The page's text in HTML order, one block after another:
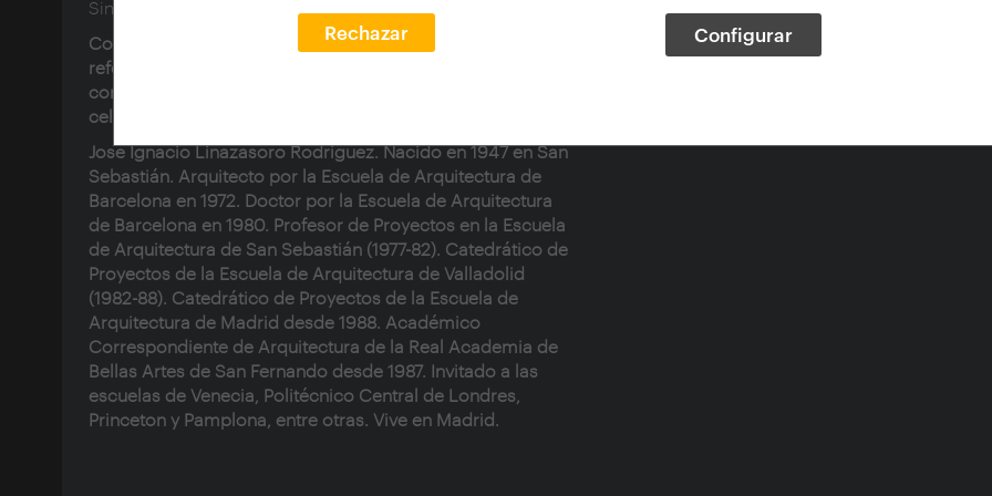
Rechazar Configurar
Sinopsis:
Conferencia del arquitecto J. Ignacio Linazaroso, en
referencia a proyectos de producción propia y su relación
con el patrimonio arquitectónico y la ciudad antigua,
celebrada el 25 de mayo de 2006.
Jose Ignacio Linazasoro Rodríguez.Nacido en 1947 en San
Sebastián. Arquitecto por la Escuela de Arquitectura de
Barcelona en 1972. Doctor por la Escuela de Arquitectura
de Barcelona en 1980. Profesor de Proyectos en la Escuela
de Arquitectura de San Sebastián (1977-82). Catedrático de
Proyectos de la Escuela de Arquitectura de Valladolid
(1982-88). Catedrático de Proyectos de la Escuela de
Arquitectura de Madrid desde 1988. Académico
Correspondiente de Arquitectura de la Real Academia de
Bellas Artes de San Fernando desde 1987. Invitado a las
escuelas de Venecia, Politécnico Central de Londres,
Princeton y Pamplona, entre otras. Vive en Madrid.